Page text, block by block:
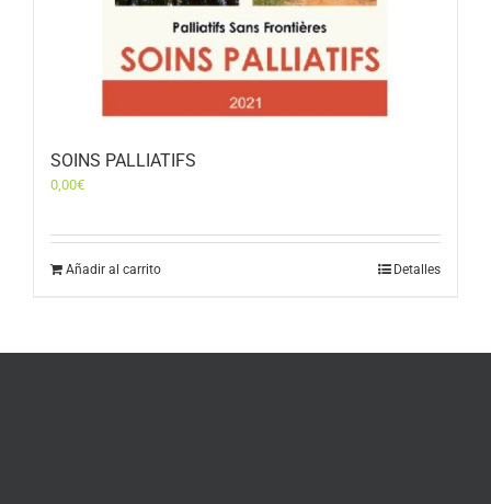
SOINS PALLIATIFS
0,00€
Añadir al carrito Detalles